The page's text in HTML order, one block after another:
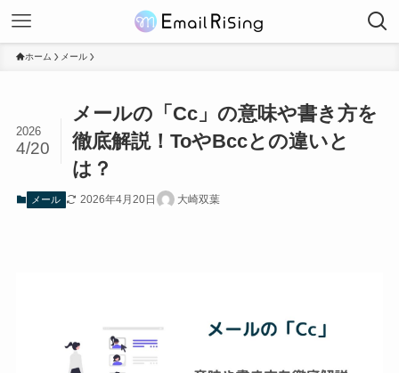
ホーム メール
メールの「Cc」の意味や書き方を
徹底解説！ToやBccとの違いと
は？
2026
4/20
メール 2026年4月20日 大崎双葉